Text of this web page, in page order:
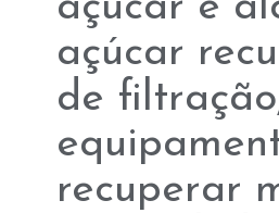
açúcar
de
recuperar